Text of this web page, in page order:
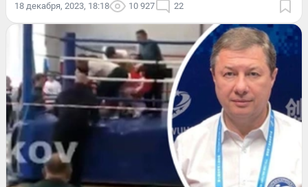
18 декабря, 2023, 18:18 10 927 22